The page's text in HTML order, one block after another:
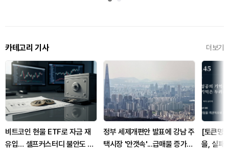
카테고리 기사 더보기
비트코인 현물 ETF로 자금 재
유입… 셀프커스터디 불안도 자
정부 세제개편안 발표에 강남 주
택시장 '안갯속'...급매물 증가와
[토큰명
을, 실패